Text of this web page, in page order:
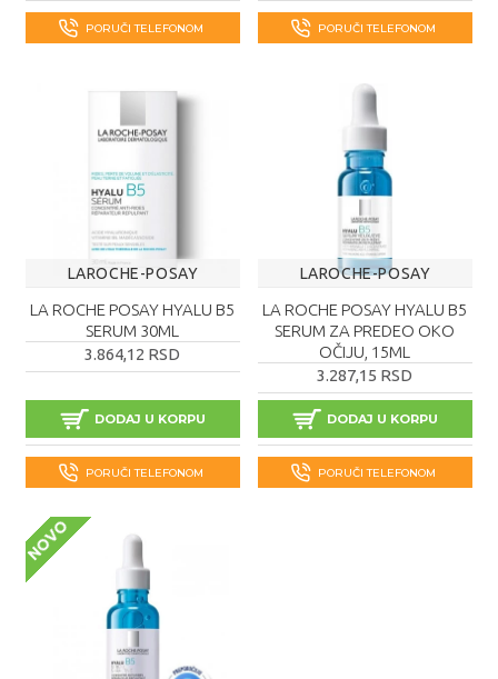
PORUČI TELEFONOM PORUČI TELEFONOM
LAROCHE-POSAY
LA ROCHE POSAY HYALU B5
SERUM 30ML
3.864,12 RSD
DODAJ U KORPU
PORUČI TELEFONOM
LAROCHE-POSAY
LA ROCHE POSAY HYALU B5
SERUM ZA PREDEO OKO
OČIJU, 15ML
3.287,15 RSD
DODAJ U KORPU
PORUČI TELEFONOM
NOVO